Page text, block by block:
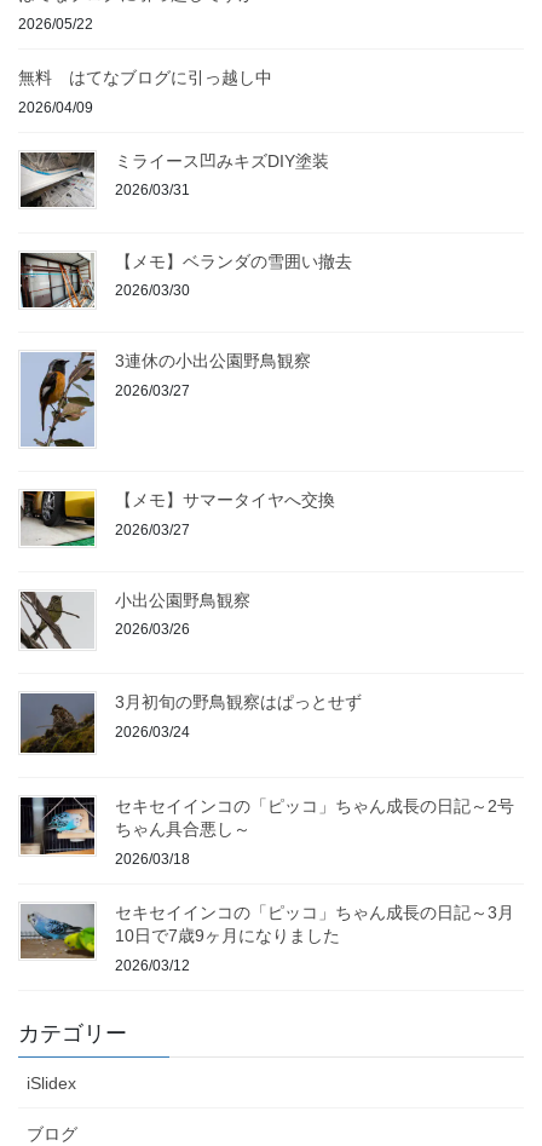
2026/05/22
無料 はてなブログに引っ越し中
2026/04/09
ミライース凹みキズDIY塗装
2026/03/31
【メモ】ベランダの雪囲い撤去
2026/03/30
3連休の小出公園野鳥観察
2026/03/27
【メモ】サマータイヤへ交換
2026/03/27
小出公園野鳥観察
2026/03/26
3月初旬の野鳥観察はぱっとせず
2026/03/24
セキセイインコの「ピッコ」ちゃん成長の日記～2号
ちゃん具合悪し～
2026/03/18
セキセイインコの「ピッコ」ちゃん成長の日記～3月
10日で7歳9ヶ月になりました
2026/03/12
カテゴリー
iSlidex
ブログ